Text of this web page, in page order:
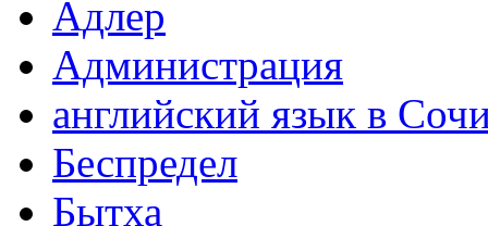
Адлер
Администрация
английский язык в
Беспредел
Бытха